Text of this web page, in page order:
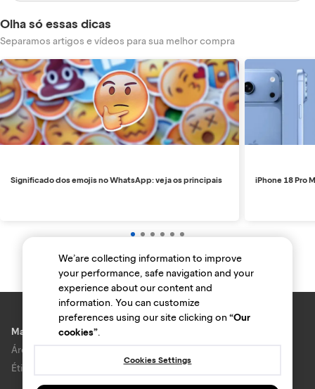
Olha só essas dicas
Separamos artigos e vídeos para sua melhor compra
Significado dos emojis no WhatsApp: veja os principais iPhone 18 Pro
Marcas e lojas
Área do anunciante
Ética e Integridade
We’are collecting information to improve
your performance, safe navigation and your
experience about our content and
information. You can customize
preferences using our site clicking on“Our
cookies”.
Cookies Settings